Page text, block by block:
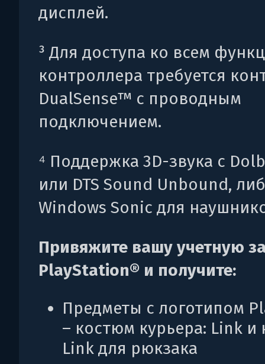
дисплей.
³ Для доступа ко всем
контроллера требуется
DualSense™ с проводным
подключением.
⁴ Поддержка 3D-звука с
или DTS Sound Unbound,
Windows Sonic для
Привяжите вашу учетную
PlayStation® и получите:
Предметы с логотипом
– костюм курьера: Link и
Link для рюкзака